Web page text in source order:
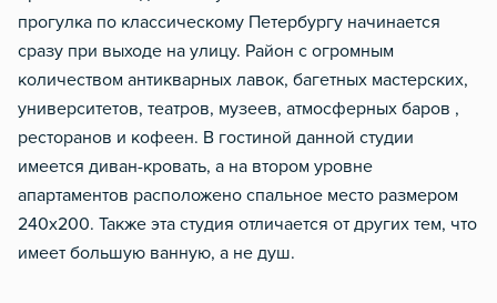
прогулка по классическому Петербургу начинается
сразу при выходе на улицу. Район с огромным
количеством антикварных лавок, багетных мастерских,
университетов, театров, музеев, атмосферных баров ,
ресторанов и кофеен. В гостиной данной студии
имеется диван-кровать, а на втором уровне
апартаментов расположено спальное место размером
240х200. Также эта студия отличается от других тем, что
имеет большую ванную, а не душ.